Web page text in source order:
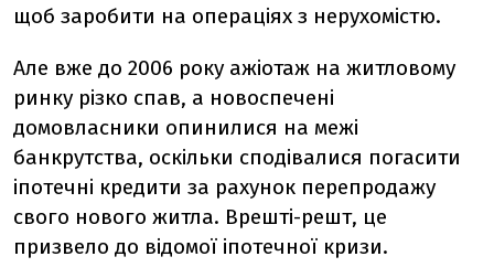
щоб заробити на операціях з нерухомістю.
Але вже до 2006 року ажіотаж на житловому
ринку різко спав, а новоспечені
домовласники опинилися на межі
банкрутства, оскільки сподівалися погасити
іпотечні кредити за рахунок перепродажу
свого нового житла. Врешті-решт, це
призвело до відомої іпотечної кризи.